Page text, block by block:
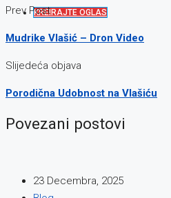
KREIRAJTE OGLAS
Prev Post
Mudrike Vlašić – Dron Video
Slijedeća objava
Porodična Udobnost na Vlašiću
Povezani postovi
23 Decembra, 2025